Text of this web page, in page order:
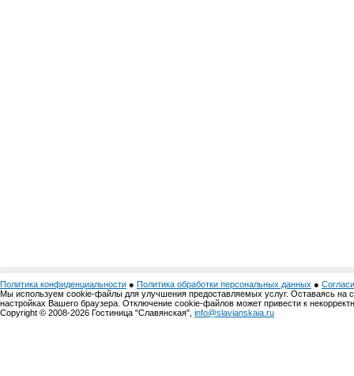
Политика конфиденциальности ● Политика обработки персональных данных ●
Мы используем cookie-файлы для улучшения предоставляемых услуг. Оставаясь на
настройках Вашего браузера. Отключение cookie-файлов может привести к
Copyright © 2008-2026 Гостиница "Славянская", info@slavianskaia.ru